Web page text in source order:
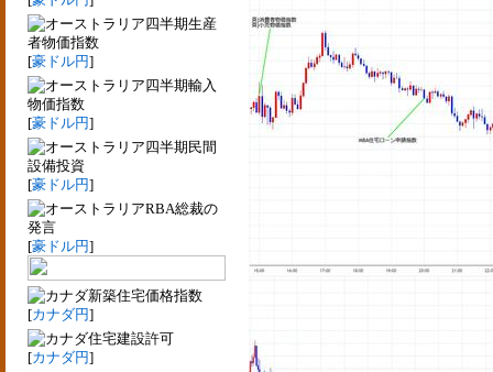
四半期生産
者物価指数
[豪ドル円]
四半期輸入
物価指数
[豪ドル円]
四半期民間
設備投資
[豪ドル円]
RBA総裁の
発言
[豪ドル円]
新築住宅価格指数
[カナダ円]
住宅建設許可
[カナダ円]